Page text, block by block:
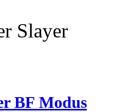
Slayer
BF Modus